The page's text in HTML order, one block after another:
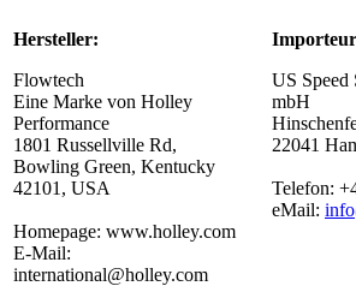
Hersteller:
Flowtech
Eine Marke von Holley
Performance
1801 Russellville Rd,
Bowling Green, Kentucky
42101, USA
Homepage: www.holley.com
E-Mail:
international@holley.com
US Speed
mbH
22041
Telefon:
eMail: